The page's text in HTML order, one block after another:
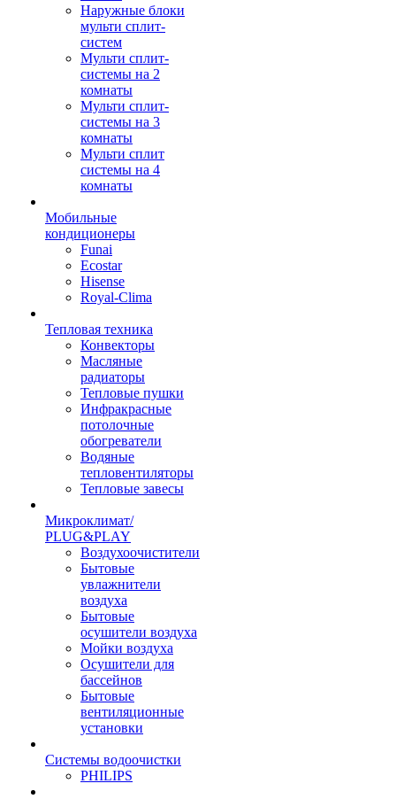
Наружные блоки
мульти сплит-
систем
Мульти сплит-
системы на 2
комнаты
Мульти сплит-
системы на 3
комнаты
Мульти сплит
системы на 4
комнаты
Мобильные
кондиционеры
Funai
Ecostar
Hisense
Royal-Clima
Тепловая техника
Конвекторы
Масляные
радиаторы
Тепловые пушки
Инфракрасные
потолочные
обогреватели
Водяные
тепловентиляторы
Тепловые завесы
Микроклимат/
PLUG&PLAY
Воздухоочистители
Бытовые
увлажнители
воздуха
Бытовые
осушители воздуха
Мойки воздуха
Осушители для
бассейнов
Бытовые
вентиляционные
установки
Системы водоочистки
PHILIPS